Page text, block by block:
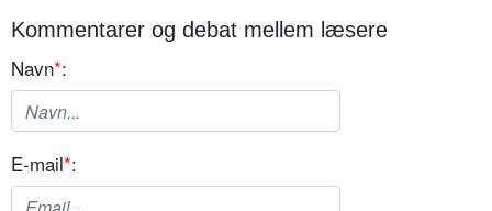
Kommentarer og debat mellem læsere
Navn*:
E-mail*: